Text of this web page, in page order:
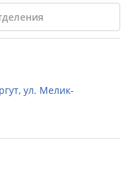
ул. Мелик-